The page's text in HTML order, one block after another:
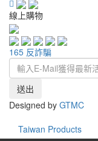
線上購物
165 反詐騙
送出
Designed by GTMC
Taiwan Products